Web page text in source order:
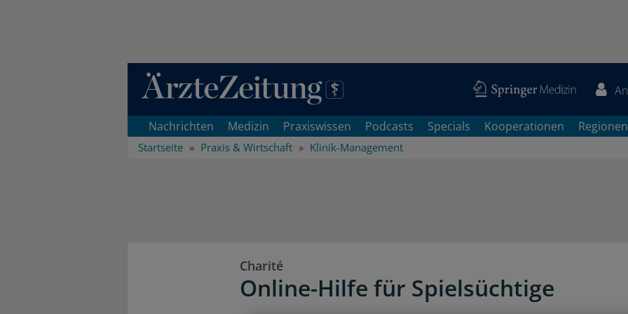
Direkt zum Inhaltsbereich
Nachrichten Medizin Praxiswissen Podcasts Specials Kooperationen Regionen
Startseite Praxis & Wirtschaft Klinik-Management
Charité
Online-Hilfe für Spielsüchtige